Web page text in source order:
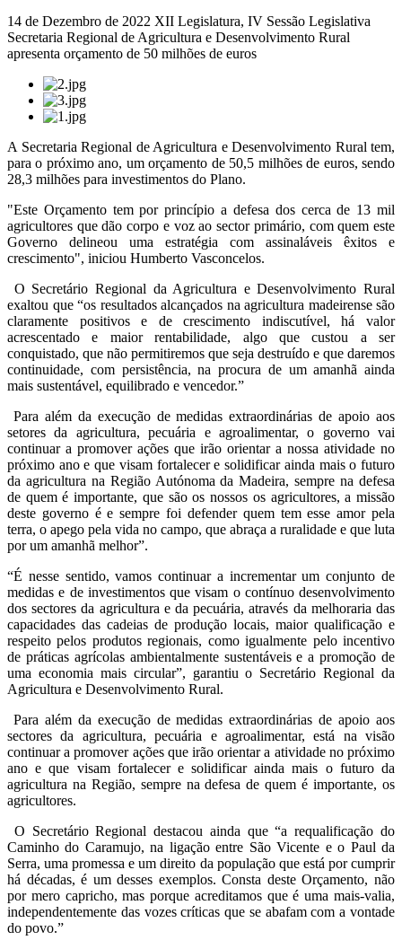
14 de Dezembro de 2022 XII Legislatura, IV Sessão Legislativa
Secretaria Regional de Agricultura e Desenvolvimento Rural
apresenta orçamento de 50 milhões de euros
A Secretaria Regional de Agricultura e Desenvolvimento Rural tem,
para o próximo ano, um orçamento de 50,5 milhões de euros, sendo
28,3 milhões para investimentos do Plano.
"Este Orçamento tem por princípio a defesa dos cerca de 13 mil
agricultores que dão corpo e voz ao sector primário, com quem este
Governo delineou uma estratégia com assinaláveis êxitos e
crescimento", iniciou Humberto Vasconcelos.
O Secretário Regional da Agricultura e Desenvolvimento Rural
exaltou que “os resultados alcançados na agricultura madeirense são
claramente positivos e de crescimento indiscutível, há valor
acrescentado e maior rentabilidade, algo que custou a ser
conquistado, que não permitiremos que seja destruído e que daremos
continuidade, com persistência, na procura de um amanhã ainda
mais sustentável, equilibrado e vencedor.”
Para além da execução de medidas extraordinárias de apoio aos
setores da agricultura, pecuária e agroalimentar, o governo vai
continuar a promover ações que irão orientar a nossa atividade no
próximo ano e que visam fortalecer e solidificar ainda mais o futuro
da agricultura na Região Autónoma da Madeira, sempre na defesa
de quem é importante, que são os nossos os agricultores, a missão
deste governo é e sempre foi defender quem tem esse amor pela
terra, o apego pela vida no campo, que abraça a ruralidade e que luta
por um amanhã melhor”.
“É nesse sentido, vamos continuar a incrementar um conjunto de
medidas e de investimentos que visam o contínuo desenvolvimento
dos sectores da agricultura e da pecuária, através da melhoraria das
capacidades das cadeias de produção locais, maior qualificação e
respeito pelos produtos regionais, como igualmente pelo incentivo
de práticas agrícolas ambientalmente sustentáveis e a promoção de
uma economia mais circular”, garantiu o Secretário Regional da
Agricultura e Desenvolvimento Rural.
Para além da execução de medidas extraordinárias de apoio aos
sectores da agricultura, pecuária e agroalimentar, está na visão
continuar a promover ações que irão orientar a atividade no próximo
ano e que visam fortalecer e solidificar ainda mais o futuro da
agricultura na Região, sempre na defesa de quem é importante, os
agricultores.
O Secretário Regional destacou ainda que “a requalificação do
Caminho do Caramujo, na ligação entre São Vicente e o Paul da
Serra, uma promessa e um direito da população que está por cumprir
há décadas, é um desses exemplos. Consta deste Orçamento, não
por mero capricho, mas porque acreditamos que é uma mais-valia,
independentemente das vozes críticas que se abafam com a vontade
do povo.”